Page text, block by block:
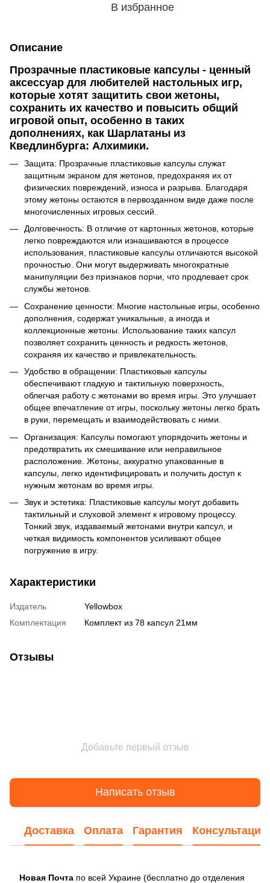
В избранное
Описание
Прозрачные пластиковые капсулы - ценный
аксессуар для любителей настольных игр,
которые хотят защитить свои жетоны,
сохранить их качество и повысить общий
игровой опыт, особенно в таких
дополнениях, как Шарлатаны из
Кведлинбурга: Алхимики.
Защита: Прозрачные пластиковые капсулы служат
защитным экраном для жетонов, предохраняя их от
физических повреждений, износа и разрыва. Благодаря
этому жетоны остаются в первозданном виде даже после
многочисленных игровых сессий.
Долговечность: В отличие от картонных жетонов, которые
легко повреждаются или изнашиваются в процессе
использования, пластиковые капсулы отличаются высокой
прочностью. Они могут выдерживать многократные
манипуляции без признаков порчи, что продлевает срок
службы жетонов.
Сохранение ценности: Многие настольные игры, особенно
дополнения, содержат уникальные, а иногда и
коллекционные жетоны. Использование таких капсул
позволяет сохранить ценность и редкость жетонов,
сохраняя их качество и привлекательность.
Удобство в обращении: Пластиковые капсулы
обеспечивают гладкую и тактильную поверхность,
облегчая работу с жетонами во время игры. Это улучшает
общее впечатление от игры, поскольку жетоны легко брать
в руки, перемещать и взаимодействовать с ними.
Организация: Капсулы помогают упорядочить жетоны и
предотвратить их смешивание или неправильное
расположение. Жетоны, аккуратно упакованные в
капсулы, легко идентифицировать и получить доступ к
нужным жетонам во время игры.
Звук и эстетика: Пластиковые капсулы могут добавить
тактильный и слуховой элемент к игровому процессу.
Тонкий звук, издаваемый жетонами внутри капсул, и
четкая видимость компонентов усиливают общее
погружение в игру.
Характеристики
Издатель
Yellowbox
Комплектация
Комплект из 78 капсул 21мм
Отзывы
Добавьте первый отзыв
Написать отзыв
Доставка Оплата Гарантия Консультация
Новая Почта по всей Украине (бесплатно до отделения